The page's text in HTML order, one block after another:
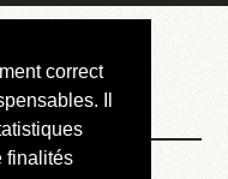
correct
Il
finalités